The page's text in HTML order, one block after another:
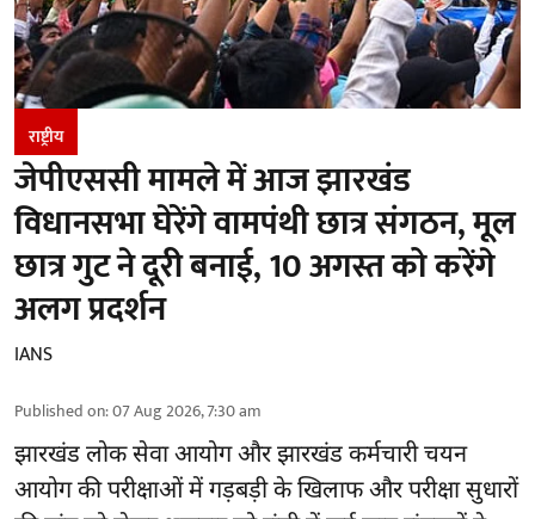
राष्ट्रीय
जेपीएससी मामले में आज झारखंड
विधानसभा घेरेंगे वामपंथी छात्र संगठन, मूल
छात्र गुट ने दूरी बनाई, 10 अगस्त को करेंगे
अलग प्रदर्शन
IANS
Published on:07 Aug 2026, 7:30 am
झारखंडलोक सेवा आयोग और झारखंड कर्मचारी चयन
आयोग की परीक्षाओं में गड़बड़ी के खिलाफ और परीक्षा सुधारों